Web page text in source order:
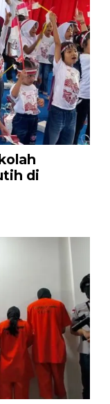
di